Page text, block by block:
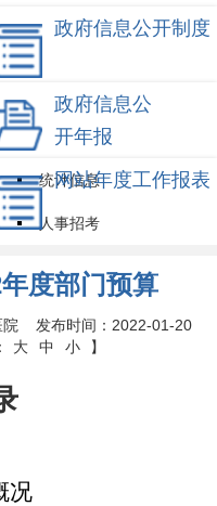
政府信息公开制度
统计信息
人事招考
其他信息
政府信息公
开年报
网站年度工作报表
度部门预算
院 发布时间：2022-01-20
大 中 小 】
况